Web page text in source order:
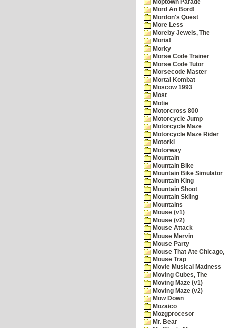
Moptown Parade
Mord An Bord!
Mordon's Quest
More Less
Moreby Jewels, The
Moria!
Morky
Morse Code Trainer
Morse Code Tutor
Morsecode Master
Mortal Kombat
Moscow 1993
Most
Motie
Motorcross 800
Motorcycle Jump
Motorcycle Maze
Motorcycle Maze Rider
Motorki
Motorway
Mountain
Mountain Bike
Mountain Bike Simulator
Mountain King
Mountain Shoot
Mountain Skiing
Mountains
Mouse (v1)
Mouse (v2)
Mouse Attack
Mouse Mervin
Mouse Party
Mouse That Ate Chicago,
Mouse Trap
Movie Musical Madness
Moving Cubes, The
Moving Maze (v1)
Moving Maze (v2)
Mow Down
Mozaico
Mozgprocesor
Mr. Bear